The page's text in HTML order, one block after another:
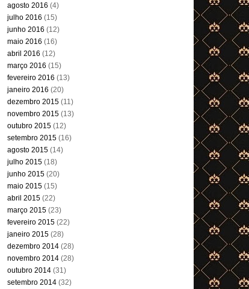
agosto 2016 (4)
julho 2016 (15)
junho 2016 (12)
maio 2016 (16)
abril 2016 (12)
março 2016 (15)
fevereiro 2016 (13)
janeiro 2016 (20)
dezembro 2015 (11)
novembro 2015 (13)
outubro 2015 (12)
setembro 2015 (16)
agosto 2015 (14)
julho 2015 (18)
junho 2015 (20)
maio 2015 (15)
abril 2015 (22)
março 2015 (23)
fevereiro 2015 (22)
janeiro 2015 (28)
dezembro 2014 (28)
novembro 2014 (28)
outubro 2014 (31)
setembro 2014 (32)